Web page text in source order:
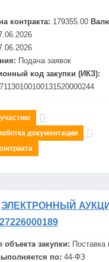
контракта: 179355.00
Подача заявок
код закупки (ИКЗ):
участию
документации
ЭЛЕКТРОННЫЙ
объекта закупки: Поставка
по: 44-ФЗ